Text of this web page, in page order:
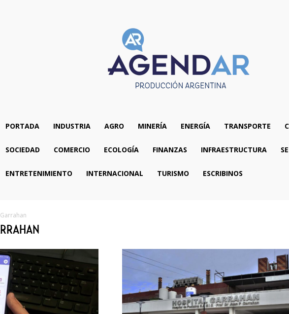
PORTADA INDUSTRIA AGRO MINERÍA ENERGÍA TRANSPORTE
SOCIEDAD COMERCIO ECOLOGÍA FINANZAS INFRAESTRUCTURA
ENTRETENIMIENTO INTERNACIONAL TURISMO ESCRIBINOS